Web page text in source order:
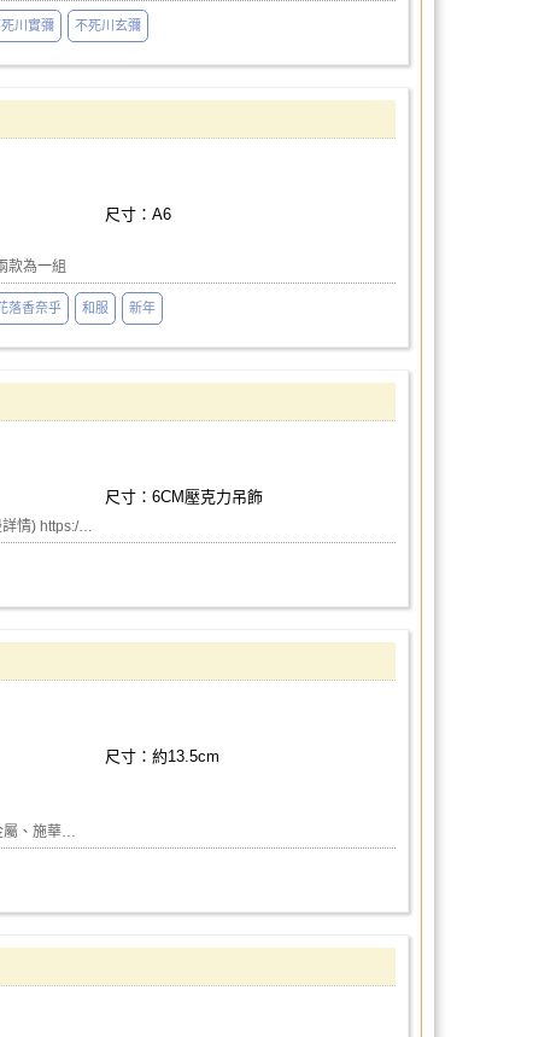
川實彌 不死川玄彌
尺寸：A6
款為一組
落香奈乎 和服 新年
尺寸：6CM壓克力吊飾
詳情) https:/…
尺寸：約13.5cm
屬、施華…